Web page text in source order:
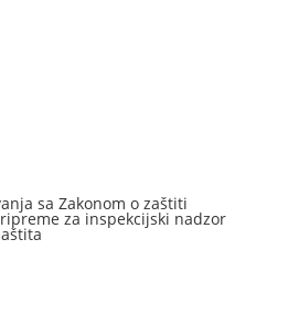
sa Zakonom o zaštiti
za inspekcijski nadzor